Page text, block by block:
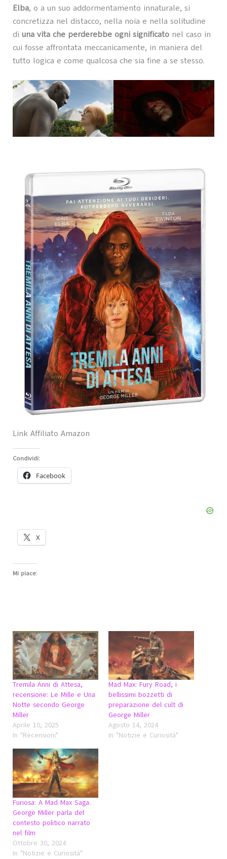
Elba, o a un suo addormentamento innaturale, si
concretizza nel distacco, nella noia e nella solitudine
di una vita che perderebbe ogni significatonel caso in
cui fosse affrontata meccanicamente, in maniera del
tutto logica e come qualcosa che sia fine a se stesso.
Link Affiliato Amazon
Condividi:
Facebook
X
Mi piace:
Tremila Anni di Attesa,
recensione: Le Mille e Una
Notte secondo George
Miller
Aprile 10, 2025
In "Recensioni"
Mad Max: Fury Road, i
bellissimi bozzetti di
preparazione del cult di
George Miller
Agosto 14, 2024
In "Notizie e Curiosità"
Furiosa: A Mad Max Saga.
George Miller parla del
contesto politico narrato
nel film
Ottobre 30, 2024
In "Notizie e Curiosità"